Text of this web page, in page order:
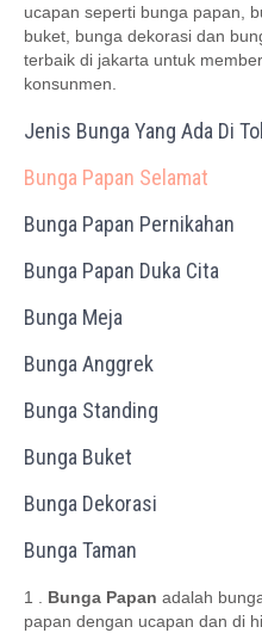
ucapan seperti bunga papan,
buket, bunga dekorasi dan
terbaik di jakarta untuk
konsunmen.
Jenis Bunga Yang Ada Di
Bunga Papan Selamat
Bunga Papan Pernikahan
Bunga Papan Duka Cita
Bunga Meja
Bunga Anggrek
Bunga Standing
Bunga Buket
Bunga Dekorasi
Bunga Taman
1 . Bunga Papan adalah
papan dengan ucapan dan di